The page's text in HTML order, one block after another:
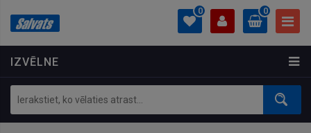
IZVĒLNE
0
PROFILS
Ielogoties
Izveidot kontu
0
0.00 €